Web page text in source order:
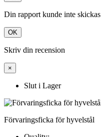
Din rapport kunde inte skickas
OK
Skriv din recension
×
Slut i Lager
Förvaringsficka för hyvelstål